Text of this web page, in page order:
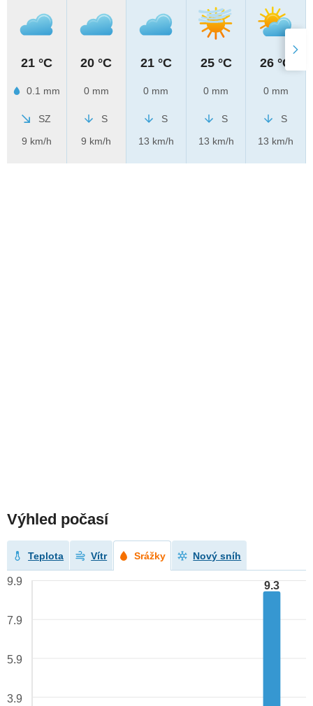
21 °C
0.1 mm
SZ
9 km/h
20 °C
0 mm
S
9 km/h
21 °C
0 mm
S
13 km/h
25 °C
0 mm
S
13 km/h
26 °C
0 mm
S
13 km/h
Výhled počasí
Teplota Vítr Srážky Nový sníh
9.3
9.9
7.9
5.9
3.9